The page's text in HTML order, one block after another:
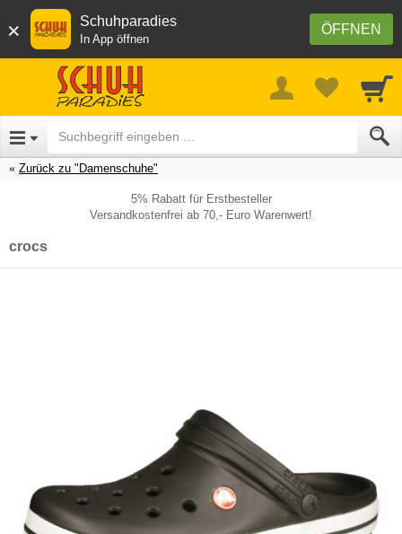
× ÖFFNEN
Schuhparadies
In App öffnen
Zurück zu "Damenschuhe"
5% Rabatt für Erstbesteller
Versandkostenfrei ab 70,- Euro Warenwert!
crocs